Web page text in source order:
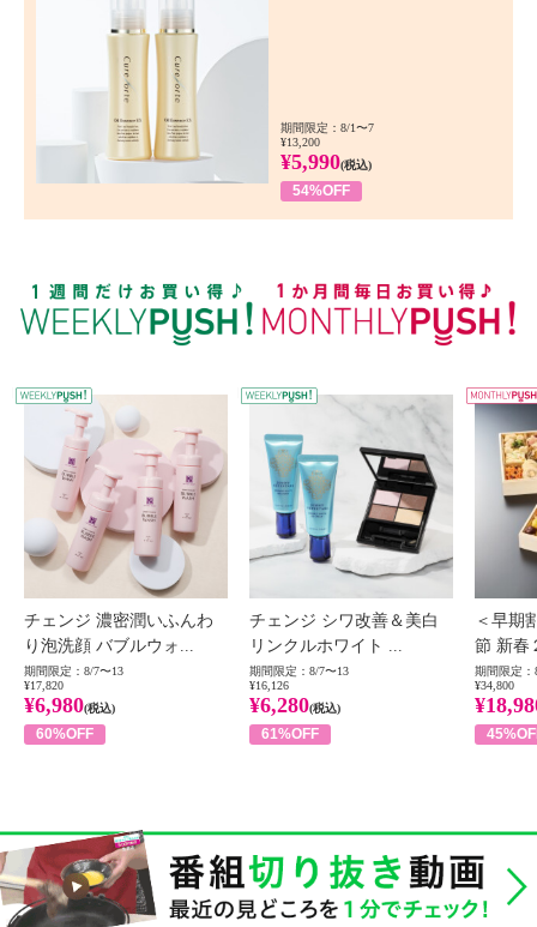
期間限定：8/1〜7
¥13,200
¥5,990(税込)
54%OFF
WEEKLY PUSH
チェンジ 濃密潤いふんわ
り泡洗顔 バブルウォ...
期間限定：8/7〜13
¥17,820
¥6,980(税込)
60%OFF
チェンジ シワ改善＆美白
リンクルホワイト ...
期間限定：8/7〜13
¥16,126
¥6,280(税込)
61%OFF
＜早期
節 新春
期間限定：
¥34,800